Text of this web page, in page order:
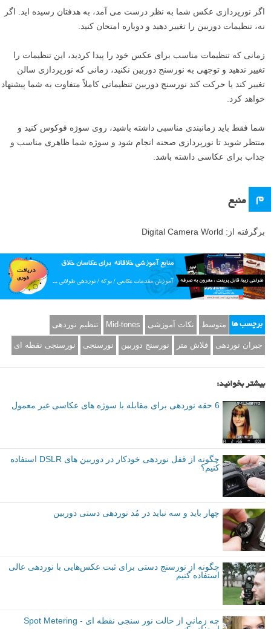
اگر نورپردازی عکس شما به نظر درست می آمد، به هدفتان رسیده اید. اگر
نه، تنظیمات دوربین را تغییر دهید و دوباره امتحان کنید.
زمانی که تنظیمات مناسب برای عکس خود را پیدا کردید، این تنظیمات را
تغییر ندهید و توجهی به نورسنج دوربین نکنید، زمانی که نورپردازی سالن
تغییر کند یا حرکت کند نورسنج دوربین تنظیماتی کاملاً متفاوت به شما پیشنهاد
خواهد کرد.
شما فقط باید زمانبندی مناسبی داشته باشید، روی سوژه فوکوس کنید و
منتظر شوید تا نورپردازی صحنه انجام شود و سوژه شما ظاهری مناسب و
جذاب برای عکاسی داشته باشد.
م منبع
برگرفته از: Digital Camera World
برچسب ها متوسط نکات آموزشی Mid-tones تنظیم نوردهی
جبران نوردهی فلاش متر نورسنج دوربین نورسنجی نورسنجی نقطه ای
بیشتر بخوانید:
6 حقه نوردهی برای مقابله با سوژه های عکاسی غیر معمول
چگونه از قفل نوردهی خودکار در دوربین های DSLR استفاده
کنیم؟
چهار باید و سه نباید در مُد نوردهی دستی دوربین
چگونه از نورسنج دستی برای ثبت‌ عکس‌هایی با نوردهی عالی
استفاده کنیم
چه زمانی از حالت نور سنجی نقطه ای - Spot Metering